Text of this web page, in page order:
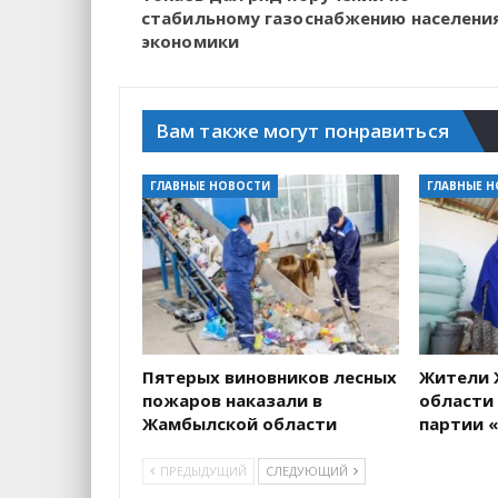
стабильному газоснабжению
экономики
Вам также могут понравиться
ГЛАВНЫЕ НОВОСТИ
Пятерых виновников лесных
пожаров наказали в
Жамбылской области
ГЛАВНЫЕ
Жители
партии
ПРЕДЫДУЩИЙ СЛЕДУЮЩИЙ